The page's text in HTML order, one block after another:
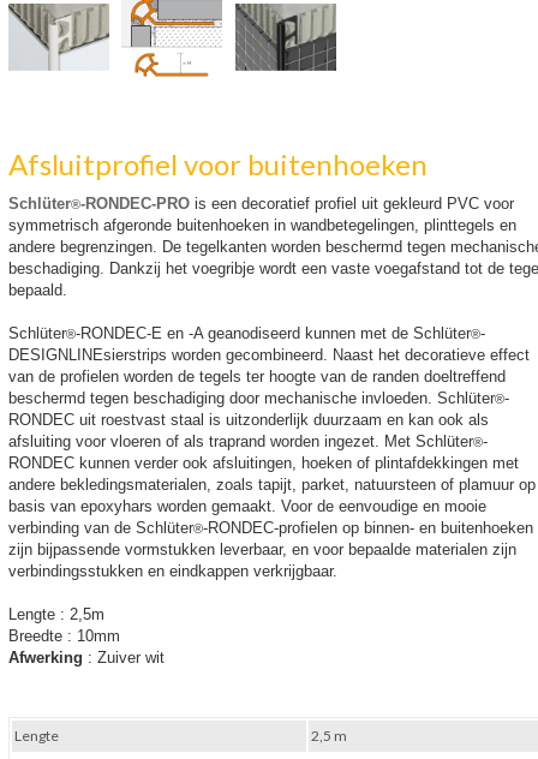
Afsluitprofiel voor buitenhoeken
Schlüter®-RONDEC-PRO is een decoratief profiel uit gekleurd PVC voor
symmetrisch afgeronde buitenhoeken in wandbetegelingen, plinttegels en
andere begrenzingen. De tegelkanten worden beschermd tegen
beschadiging. Dankzĳ het voegribje wordt een vaste voegafstand tot de
bepaald.
Schlüter®-RONDEC-E en -A geanodiseerd kunnen met de Schlüter®-
DESIGNLINEsierstrips worden gecombineerd. Naast het decoratieve effect
van de profielen worden de tegels ter hoogte van de randen doeltreffend
beschermd tegen beschadiging door mechanische invloeden. Schlüter®-
RONDEC uit roestvast staal is uitzonderlijk duurzaam en kan ook als
afsluiting voor vloeren of als traprand worden ingezet. Met Schlüter®-
RONDEC kunnen verder ook afsluitingen, hoeken of plintafdekkingen met
andere bekledingsmaterialen, zoals tapijt, parket, natuursteen of plamuur op
basis van epoxyhars worden gemaakt. Voor de eenvoudige en mooie
verbinding van de Schlüter®-RONDEC-profielen op binnen- en buitenhoeken
zijn bijpassende vormstukken leverbaar, en voor bepaalde materialen zijn
verbindingsstukken en eindkappen verkrijgbaar.
Lengte : 2,5m
Breedte : 10mm
Afwerking : Zuiver wit
Lengte
2,5 m